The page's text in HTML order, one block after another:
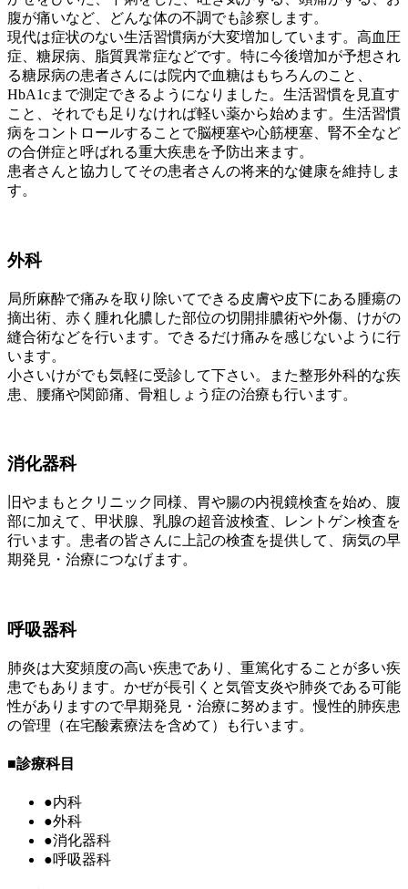
腹が痛いなど、どんな体の不調でも診察します。
現代は症状のない生活習慣病が大変増加しています。高血圧
症、糖尿病、脂質異常症などです。特に今後増加が予想され
る糖尿病の患者さんには院内で血糖はもちろんのこと、
HbA1cまで測定できるようになりました。生活習慣を見直す
こと、それでも足りなければ軽い薬から始めます。生活習慣
病をコントロールすることで脳梗塞や心筋梗塞、腎不全など
の合併症と呼ばれる重大疾患を予防出来ます。
患者さんと協力してその患者さんの将来的な健康を維持しま
す。
外科
局所麻酔で痛みを取り除いてできる皮膚や皮下にある腫瘍の
摘出術、赤く腫れ化膿した部位の切開排膿術や外傷、けがの
縫合術などを行います。できるだけ痛みを感じないように行
います。
小さいけがでも気軽に受診して下さい。また整形外科的な疾
患、腰痛や関節痛、骨粗しょう症の治療も行います。
消化器科
旧やまもとクリニック同様、胃や腸の内視鏡検査を始め、腹
部に加えて、甲状腺、乳腺の超音波検査、レントゲン検査を
行います。患者の皆さんに上記の検査を提供して、病気の早
期発見・治療につなげます。
呼吸器科
肺炎は大変頻度の高い疾患であり、重篤化することが多い疾
患でもあります。かぜが長引くと気管支炎や肺炎である可能
性がありますので早期発見・治療に努めます。慢性的肺疾患
の管理（在宅酸素療法を含めて）も行います。
■診療科目
●内科
●外科
●消化器科
●呼吸器科